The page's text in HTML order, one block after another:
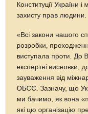
Конституції України
захисту прав людини.
«Всі закони нашого
розробки,
виступала проти. До
експертні висновки,
зауваження від
ОБСЄ. Зазначу, що
ми бачимо, як вона
які цю організацію